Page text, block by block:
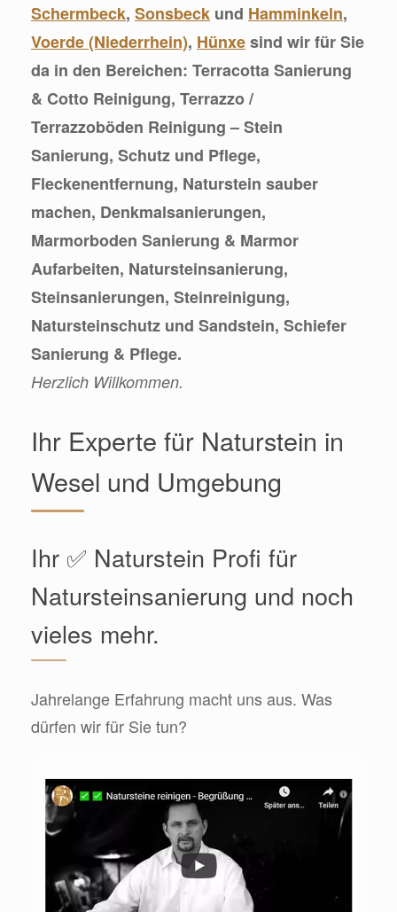
Schermbeck, Sonsbeck und Hamminkeln,
Voerde (Niederrhein), Hünxesind wir für Sie
da in den Bereichen: Terracotta Sanierung
& Cotto Reinigung, Terrazzo /
Terrazzoböden Reinigung – Stein
Sanierung, Schutz und Pflege,
Fleckenentfernung, Naturstein sauber
machen, Denkmalsanierungen,
Marmorboden Sanierung & Marmor
Aufarbeiten, Natursteinsanierung,
Steinsanierungen, Steinreinigung,
Natursteinschutz und Sandstein, Schiefer
Sanierung & Pflege.
Herzlich Willkommen.
Ihr Experte für Naturstein in
Wesel und Umgebung
Ihr ✅ Naturstein Profi für
Natursteinsanierung und noch
vieles mehr.
Jahrelange Erfahrung macht uns aus. Was
dürfen wir für Sie tun?